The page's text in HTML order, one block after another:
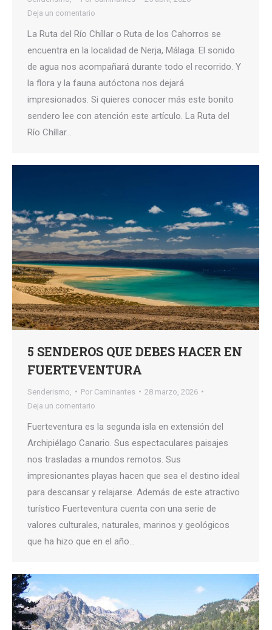
Deja un comentario
La Ruta del Río Chíllar o Ruta de los Cahorros se
encuentra en la localidad de Nerja, Málaga. El sonido
de agua nos acompañará durante todo el recorrido. Y
la flora y la fauna autóctona nos dejará
impresionados. Si quieres conocer más este bonito
sendero lee con atención este artículo. La Ruta del
Río Chíllar…
5 SENDEROS QUE DEBES HACER EN
FUERTEVENTURA
Senderismo, Por Caminantes
28 marzo, 2026
Deja un comentario
Fuerteventura es la segunda isla en extensión del
Archipiélago Canario. Sus espectaculares paisajes
nos trasladas a mundos remotos. Sus
impresionantes playas hacen que sea el destino ideal
para descansar y relajarse. Además de este atractivo
turístico Fuerteventura cuenta con una serie de
valores culturales, naturales, marinos y geológicos
que ha hizo que en el año…